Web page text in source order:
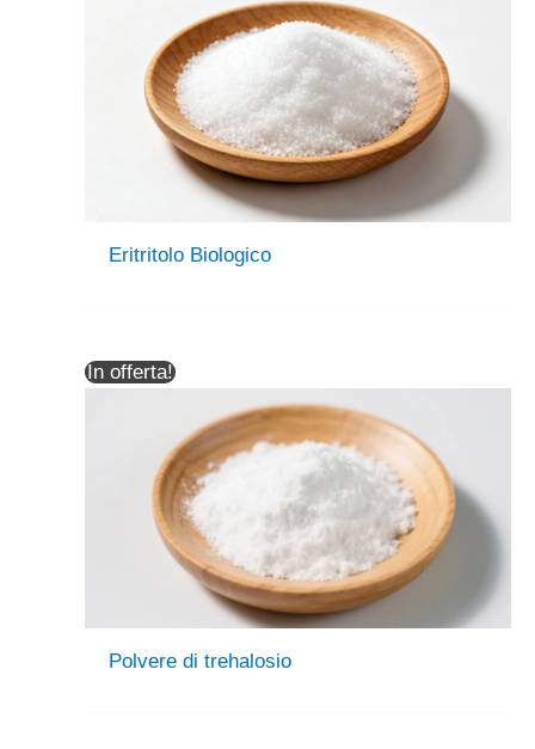
Eritritolo Biologico
In offerta!
Polvere di trehalosio